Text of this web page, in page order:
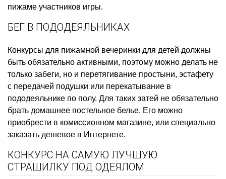
пижаме участников игры.
БЕГ В ПОДОДЕЯЛЬНИКАХ
Конкурсы для пижамной вечеринки для детей должны
быть обязательно активными, поэтому можно делать не
только забеги, но и перетягивание простыни, эстафету
с передачей подушки или перекатывание в
пододеяльнике по полу. Для таких затей не обязательно
брать домашнее постельное белье. Его можно
приобрести в комиссионном магазине, или специально
заказать дешевое в Интернете.
КОНКУРС НА САМУЮ ЛУЧШУЮ
СТРАШИЛКУ ПОД ОДЕЯЛОМ